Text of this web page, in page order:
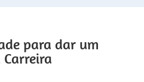
para dar um